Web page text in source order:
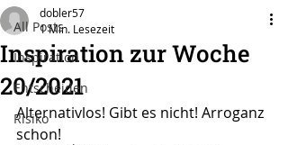
All Posts
Inspiration
Entscheiden
Risiko
Inspiration zur Woche
20/2021
dobler57
1 Min. Lesezeit
Alternativlos! Gibt es nicht! Arroganz
schon!